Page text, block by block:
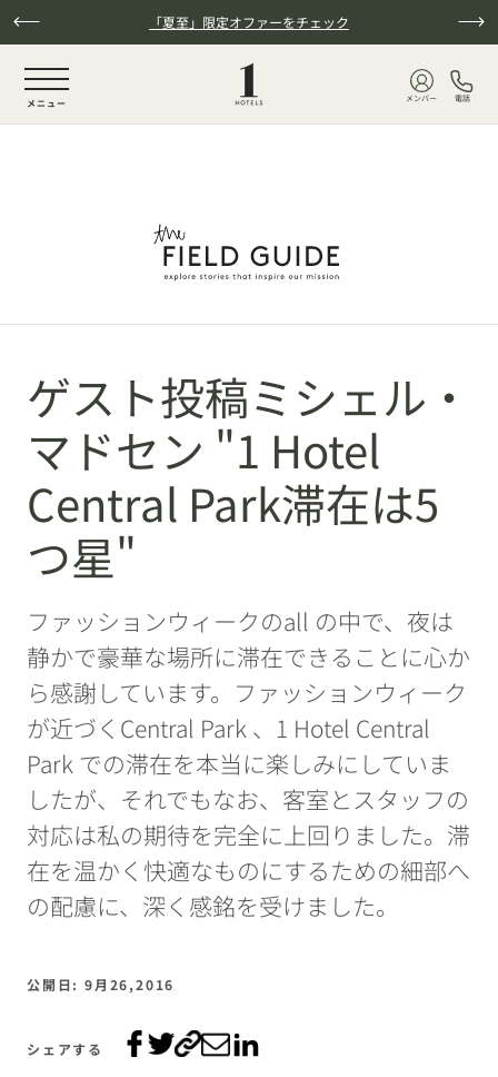
Skip to main content「夏至」限定オファーをチェック
NaN / 6
メニュー メンバー 電話
ゲスト投稿ミシェル・
マドセン "1 Hotel
Central Park滞在は5
つ星"
ファッションウィークのall の中で、夜は
静かで豪華な場所に滞在できることに心か
ら感謝しています。ファッションウィーク
が近づくCentral Park 、1 Hotel Central
Park での滞在を本当に楽しみにしていま
したが、それでもなお、客室とスタッフの
対応は私の期待を完全に上回りました。滞
在を温かく快適なものにするための細部へ
の配慮に、深く感銘を受けました。
公開日: 9月26,2016
シェアする